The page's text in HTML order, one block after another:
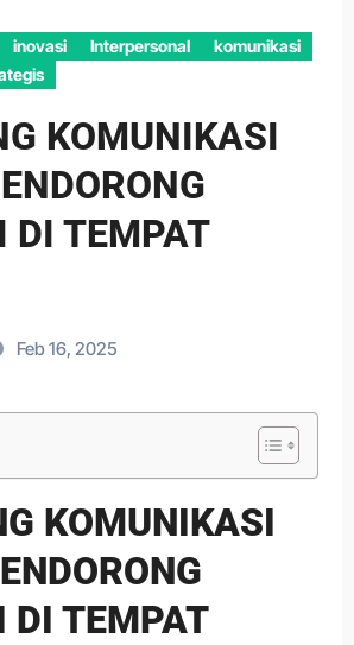
inovasi Interpersonal
komunikasi
KOMUNIKASI
DI TEMPAT
Feb 16, 2025
KOMUNIKASI
DI TEMPAT